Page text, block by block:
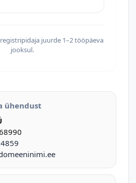
juurde 1–2 tööpäeva
jooksul.
ühendust